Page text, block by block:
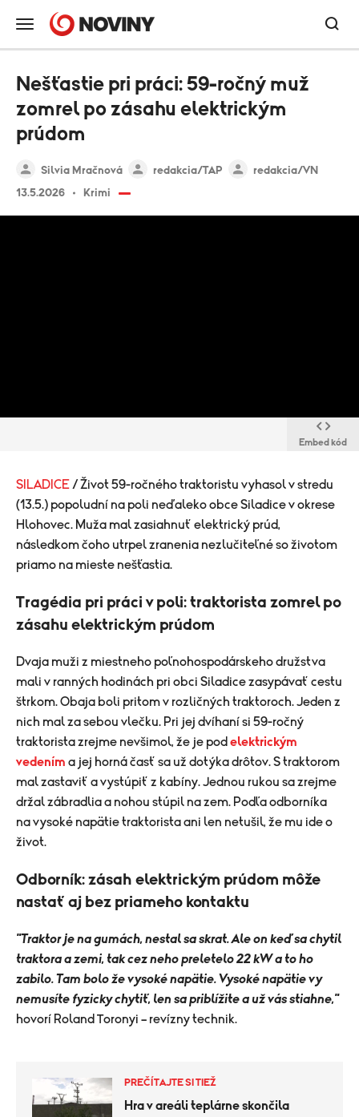
Silvia Mračnová redakcia/TAP
redakcia/VN
13.5.2026
Krimi
Nešťastie pri práci: 59-ročný muž
zomrel po zásahu elektrickým
prúdom
Embed kód
SILADICE / Život 59-ročného traktoristu vyhasol v stredu
(13.5.) popoludní na poli neďaleko obce Siladice v okrese
Hlohovec. Muža mal zasiahnuť elektrický prúd,
následkom čoho utrpel zranenia nezlučiteľné so životom
priamo na mieste nešťastia.
Tragédia pri práci v poli: traktorista zomrel po
zásahu elektrickým prúdom
Dvaja muži z miestneho poľnohospodárskeho družstva
mali v ranných hodinách pri obci Siladice zasypávať cestu
štrkom. Obaja boli pritom v rozličných traktoroch. Jeden z
nich mal za sebou vlečku. Pri jej dvíhaní si 59-ročný
traktorista zrejme nevšimol, že je pod elektrickým
vedením a jej horná časť sa už dotýka drôtov. S traktorom
mal zastaviť a vystúpiť z kabíny. Jednou rukou sa zrejme
držal zábradlia a nohou stúpil na zem. Podľa odborníka
na vysoké napätie traktorista ani len netušil, že mu ide o
život.
Odborník: zásah elektrickým prúdom môže
nastať aj bez priameho kontaktu
"Traktor je na gumách, nestal sa skrat. Ale on keď sa chytil
traktora a zemi, tak cez neho preletelo 22 kW a to ho
zabilo. Tam bolo že vysoké napätie. Vysoké napätie vy
nemusíte fyzicky chytiť, len sa priblížite a už vás stiahne,"
hovorí Roland Toronyi – revízny technik.
PREČÍTAJTE SI TIEŽ
Hra v areáli teplárne skončila